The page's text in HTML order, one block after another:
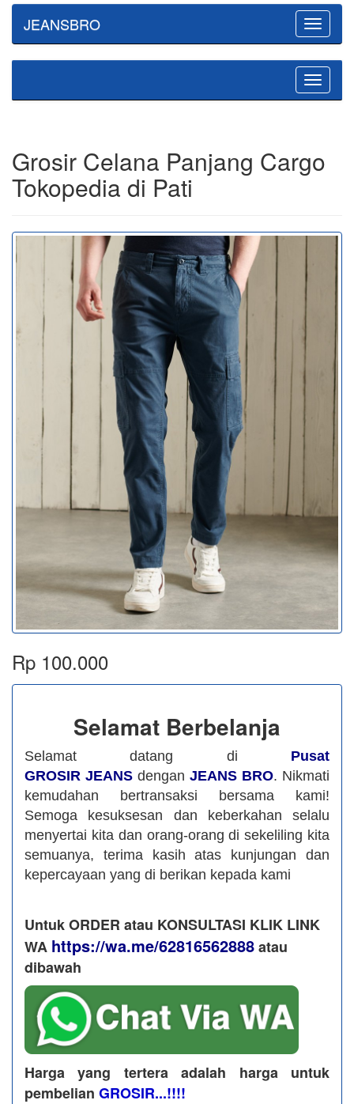
Toggle
JEANSBRO
Toggle
Grosir Celana Panjang Cargo
Tokopedia di Pati
Rp 100.000
Selamat Berbelanja
Selamat datang di Pusat
GROSIR JEANS dengan JEANS BRO. Nikmati
kemudahan bertransaksi bersama kami!
Semoga kesuksesan dan keberkahan selalu
menyertai kita dan orang-orang di sekeliling kita
semuanya, terima kasih atas kunjungan dan
kepercayaan yang di berikan kepada kami
Untuk ORDER atau KONSULTASI KLIK LINK
WA https://wa.me/62816562888​ atau
dibawah
Harga yang tertera adalah harga untuk
pembelian GROSIR...!!!!